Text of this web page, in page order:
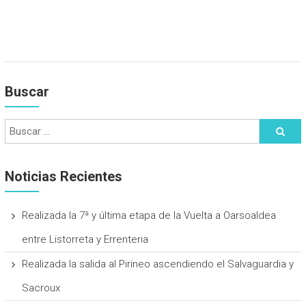
Buscar
Noticias Recientes
Realizada la 7ª y última etapa de la Vuelta a Oarsoaldea
entre Listorreta y Errenteria
Realizada la salida al Pirineo ascendiendo el Salvaguardia y
Sacroux